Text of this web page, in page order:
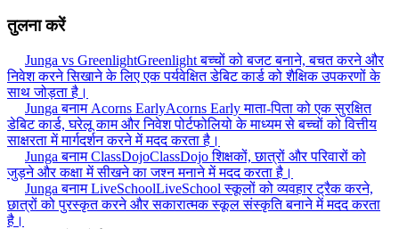
तुलना करें
Junga vs GreenlightGreenlight बच्चों को बजट बनाने, बचत करने और
निवेश करने सिखाने के लिए एक पर्यवेक्षित डेबिट कार्ड को शैक्षिक उपकरणों के
साथ जोड़ता है।
Junga बनाम Acorns EarlyAcorns Early माता-पिता को एक सुरक्षित
डेबिट कार्ड, घरेलू काम और निवेश पोर्टफोलियो के माध्यम से बच्चों को वित्तीय
साक्षरता में मार्गदर्शन करने में मदद करता है।
Junga बनाम ClassDojoClassDojo शिक्षकों, छात्रों और परिवारों को
जुड़ने और कक्षा में सीखने का जश्न मनाने में मदद करता है।
Junga बनाम LiveSchoolLiveSchool स्कूलों को व्यवहार ट्रैक करने,
छात्रों को पुरस्कृत करने और सकारात्मक स्कूल संस्कृति बनाने में मदद करता
है।